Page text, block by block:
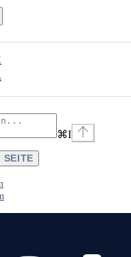
⌘I
SEITE